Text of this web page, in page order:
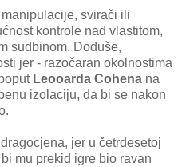
svirači ili
kontrole nad vlastitom,
sudbinom. Doduše,
jer - razočaran okolnostima
Leooarda Cohena na
izolaciju, da bi se nakon
jer u četrdesetoj
mu prekid igre bio ravan